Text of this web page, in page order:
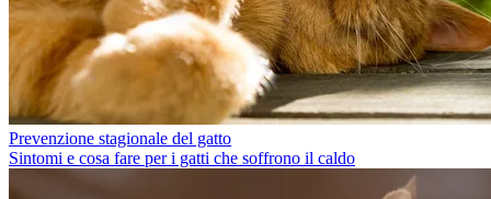
Prevenzione stagionale del gatto
Sintomi e cosa fare per i gatti che soffrono il caldo